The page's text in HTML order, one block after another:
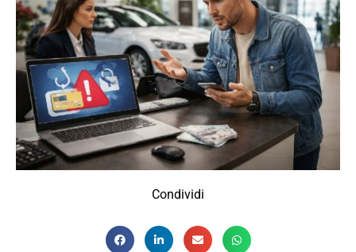
Condividi